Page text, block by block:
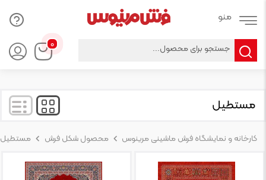
۰
Products
search
مستطیل
کارخانه و نمایشگاه فرش ماشینی مرینوس محصول شکل فرش مستطیل